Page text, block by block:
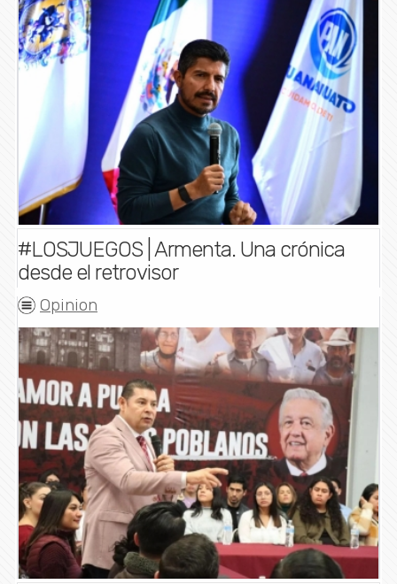
#LOSJUEGOS | Armenta. Una crónica
desde el retrovisor
Opinion